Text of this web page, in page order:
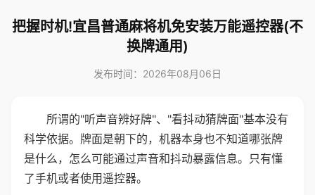
把握时机!宜昌普通麻将机免安装万能遥控器(不
换牌通用)
发布时间：2026年08月06日
所谓的"听声音辨好牌"、"看抖动猜牌面"基本没有
科学依据。牌面是朝下的，机器本身也不知道哪张牌
是什么，怎么可能通过声音和抖动暴露信息。只有懂
了手机或者使用遥控器。